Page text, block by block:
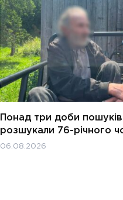
Понад три доби пошуків:
розшукали 76-річного
06.08.2026